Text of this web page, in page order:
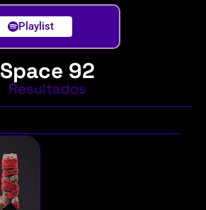
Playlist
Space 92
Resultados